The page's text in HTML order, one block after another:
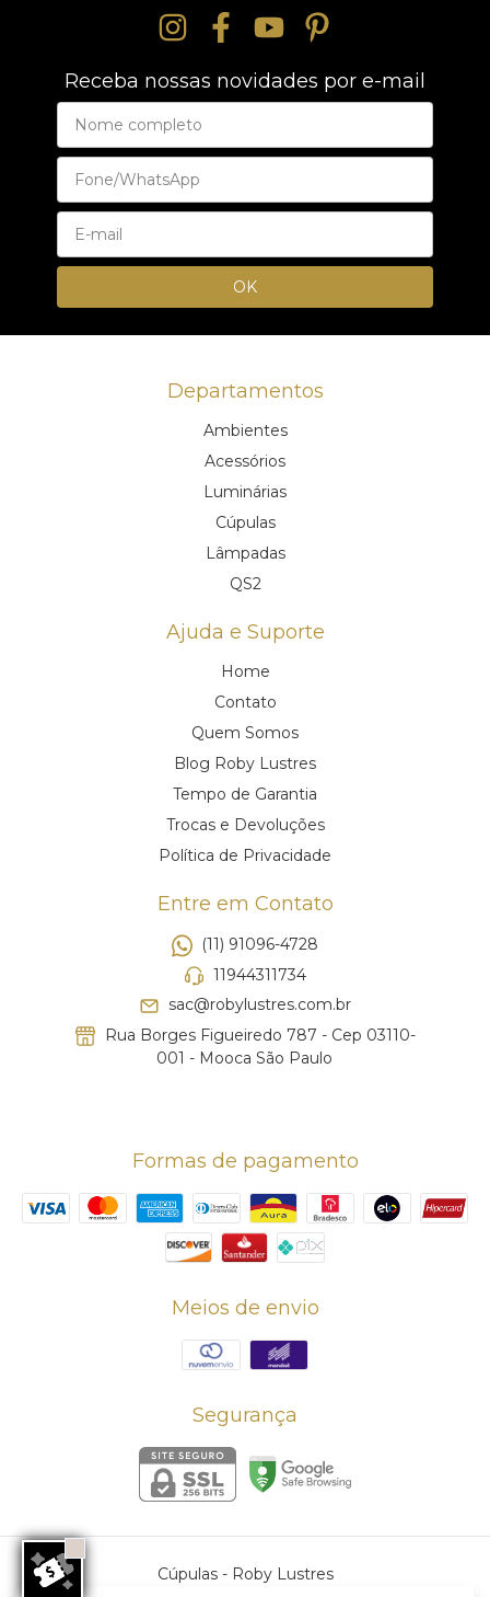
Receba nossas novidades por e-mail
Departamentos
Ambientes
Acessórios
Luminárias
Cúpulas
Lâmpadas
QS2
Ajuda e Suporte
Home
Contato
Quem Somos
Blog Roby Lustres
Tempo de Garantia
Trocas e Devoluções
Política de Privacidade
Entre em Contato
(11) 91096-4728
11944311734
sac@robylustres.com.br
Rua Borges Figueiredo 787 - Cep 03110-
001 - Mooca São Paulo
Formas de pagamento
Meios de envio
Segurança
Cúpulas- Roby Lustres